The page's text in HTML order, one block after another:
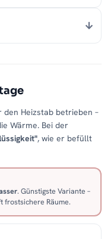
Heizstab betrieben –
Wärme. Bei der
, wie er befüllt
. Günstigste Variante –
frostsichere Räume.